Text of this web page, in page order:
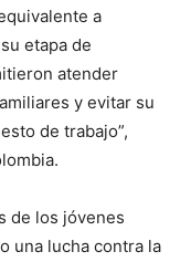
a
etapa de
atender
y evitar su
de trabajo”,
de los jóvenes
una lucha contra la